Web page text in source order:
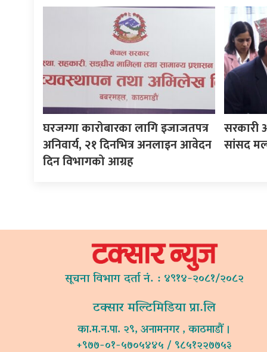
घरजग्गा कारोबारका लागि इजाजतपत्र
अनिवार्य, २१ दिनभित्र अनलाइन आवेदन
दिन विभागको आग्रह
सरकारी
सांसद
सूचना विभाग दर्ता नं. : ४९१४-२०८१/२०८२
टक्सार मल्टिमिडिया प्रा.लि
का.म.न.पा. २९, अनामनगर , काठमाडौं ।
+९७७-०१-५७०५४४५ / ९८५१२२७७५३